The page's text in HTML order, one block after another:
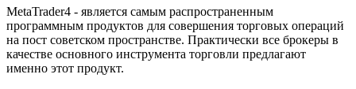
MetaTrader4 - является самым распространенным
программным продуктов для совершения торговых операций
на пост советском пространстве. Практически все брокеры в
качестве основного инструмента торговли предлагают
именно этот продукт.